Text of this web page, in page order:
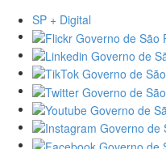
SP + Digital